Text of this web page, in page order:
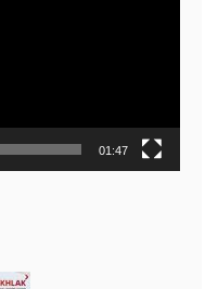
01:47